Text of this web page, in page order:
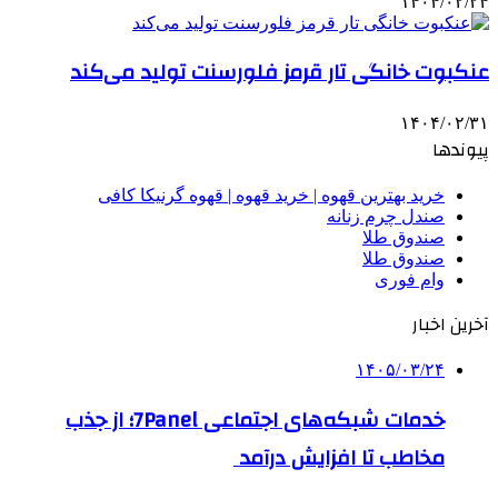
عنکبوت خانگی تار قرمز فلورسنت تولید می‌کند
۱۴۰۴/۰۲/۳۱
پیوندها
خرید بهترین قهوه | خرید قهوه | قهوه گرنیکا کافی
صندل چرم زنانه
صندوق طلا
صندوق طلا
وام فوری
آخرین اخبار
۱۴۰۵/۰۳/۲۴
خدمات شبکه‌های اجتماعی 7Panel؛ از جذب
مخاطب تا افزایش درآمد